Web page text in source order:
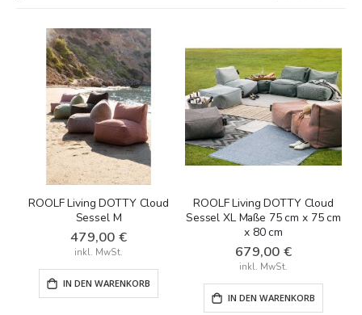
ROOLF Living DOTTY Cloud
Sessel M
479,00 €
IN DEN WARENKORB
ROOLF Living DOTTY Cloud
Sessel XL Maße 75 cm x 75 cm
x 80 cm
679,00 €
IN DEN WARENKORB